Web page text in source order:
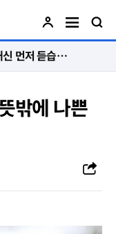
“절대 먼저 말하지 않아요. 대신 먼저 듣습니다”
밖에 나쁜